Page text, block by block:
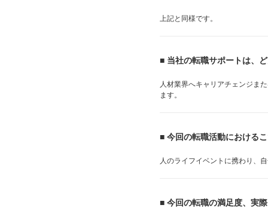
上記と同様です。
■ 当社の転職サポートは、
人材業界へキャリアチェンジま
ます。
■ 今回の転職活動における
人のライフイベントに携わり、
■ 今回の転職の満足度、実